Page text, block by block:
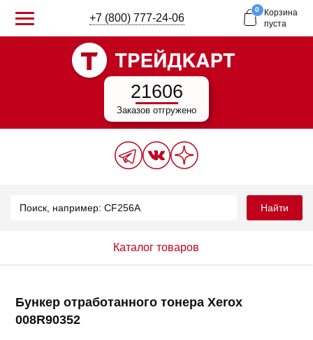
+7 (800) 777-24-06
0
Корзина
пуста
21606
Заказов отгружено
Найти
Каталог товаров
Бункер отработанного тонера Xerox
008R90352